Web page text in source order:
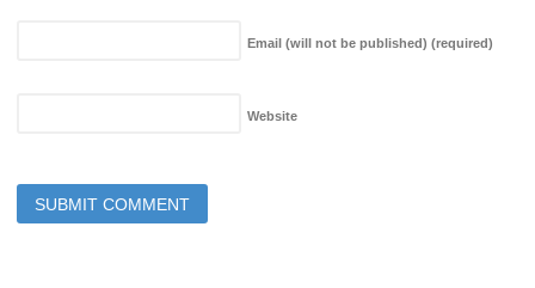
Email (will not be published) (required)
Website